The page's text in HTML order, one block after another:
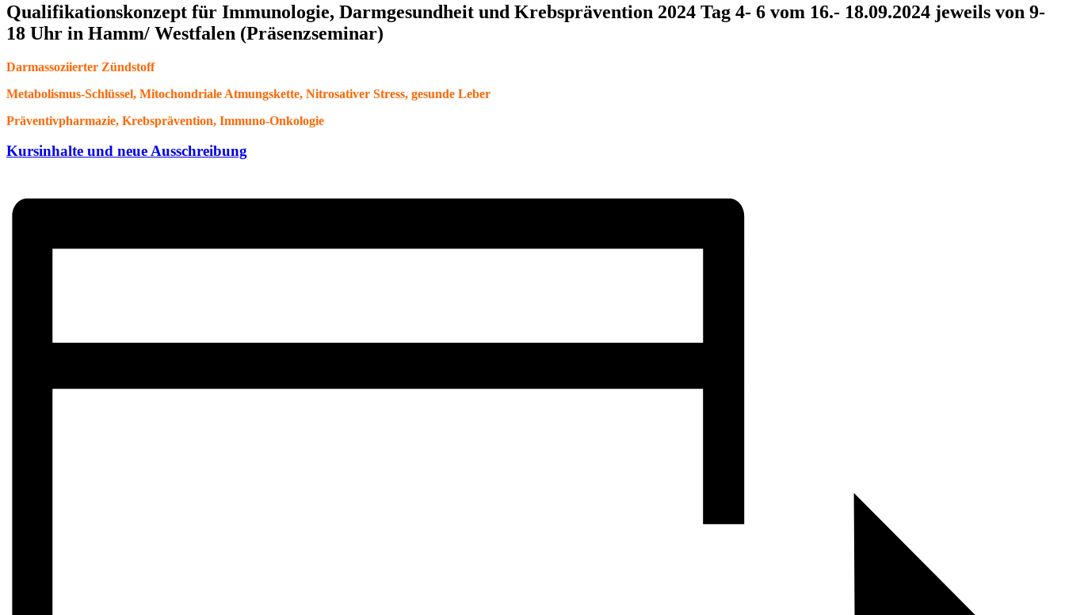
Qualifikationskonzept für Immunologie, Darmgesundheit und Krebsprävention 2024 Tag 4- 6 vom 16.- 18.09.2024 jeweils von 9-
18 Uhr in Hamm/ Westfalen (Präsenzseminar)
Darmassoziierter Zündstoff
Metabolismus-Schlüssel, Mitochondriale Atmungskette, Nitrosativer Stress, gesunde Leber
Präventivpharmazie, Krebsprävention, Immuno-Onkologie
Kursinhalte und neue Ausschreibung